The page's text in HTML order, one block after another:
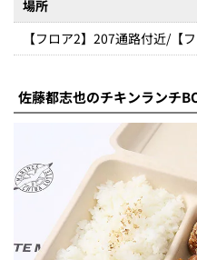
場所
【フロア2】207通路付近/【
佐藤都志也のチキンランチ